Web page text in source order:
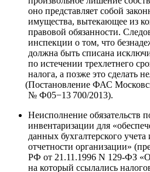
оно представляет собой
имущества, вытекающее из
правовой обязанности.
инспекции о том, что
должна быть списана
по истечении трехлетнего
налога, а позже это сделать
(Постановление ФАС
№ Ф05−13 700/2013).
Неисполнение обязательств
инвентаризации для «
данных бухгалтерского учета
отчетности организации» (
РФ от 21.11.1996 N 129-ФЗ «
на который ссылались